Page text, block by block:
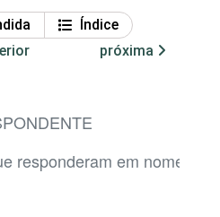
Índice
próxima
responderam em nome dos